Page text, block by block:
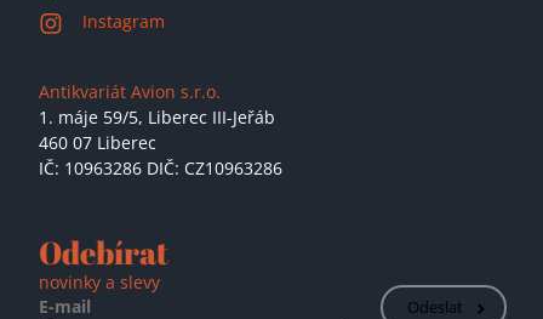
Instagram
Antikvariát Avion s.r.o.
1. máje 59/5, Liberec III-Jeřáb
460 07 Liberec
IČ: 10963286 DIČ: CZ10963286
Odebírat
novinky a slevy
Odeslat